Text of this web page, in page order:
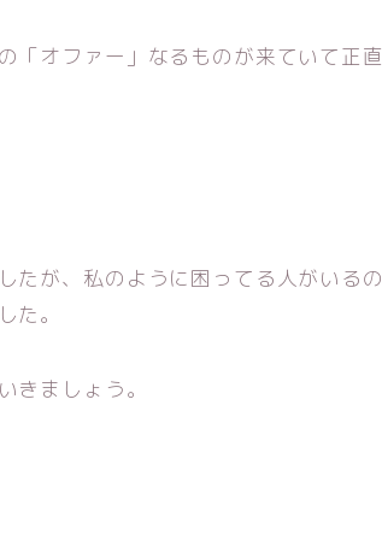
「オファー」なるものが来ていて正直
たが、私のように困ってる人がいるの
た。
きましょう。